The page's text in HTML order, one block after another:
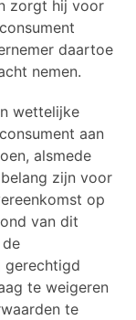
zorgt hij voor
daartoe
nemen.
wettelijke
aan
alsmede
zijn voor
op
van dit
gerechtigd
te weigeren
te